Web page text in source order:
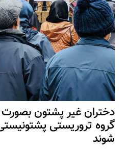
دختران غیر پشتون
گروه تروریستی
شوند